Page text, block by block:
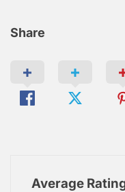
Share
Average